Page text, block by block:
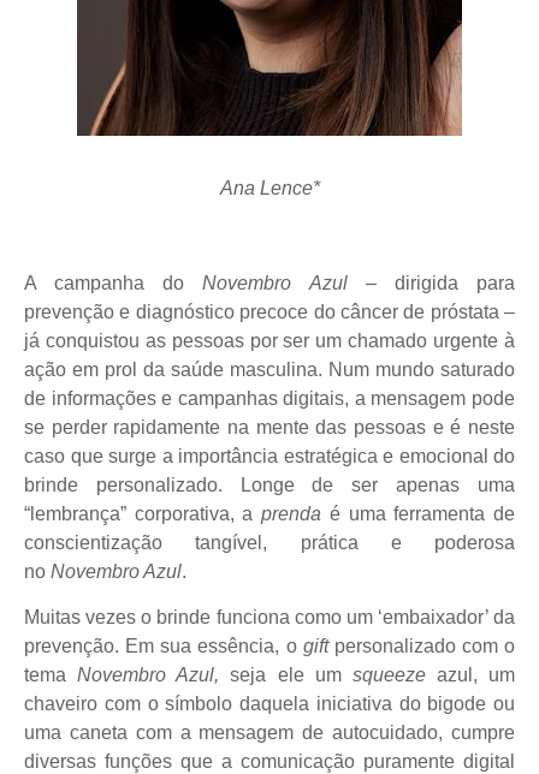
Ana Lence*
A campanha doNovembro Azul – dirigida para
prevenção e diagnóstico precoce do câncer de próstata –
já conquistou as pessoas por ser um chamado urgente à
ação em prol da saúde masculina. Num mundo saturado
de informações e campanhas digitais, a mensagem pode
se perder rapidamente na mente das pessoas e é neste
caso que surge a importância estratégica e emocional do
brinde personalizado. Longe de ser apenas uma
“lembrança” corporativa, aprenda é uma ferramenta de
conscientização tangível, prática e poderosa
no Novembro Azul.
Muitas vezes o brinde funciona como um ‘embaixador’ da
prevenção. Em sua essência, o gift personalizado com o
temaNovembro Azul, seja ele um squeezeazul, um
chaveiro com o símbolo daquela iniciativa do bigode ou
uma caneta com a mensagem de autocuidado, cumpre
diversas funções que a comunicação puramente digital